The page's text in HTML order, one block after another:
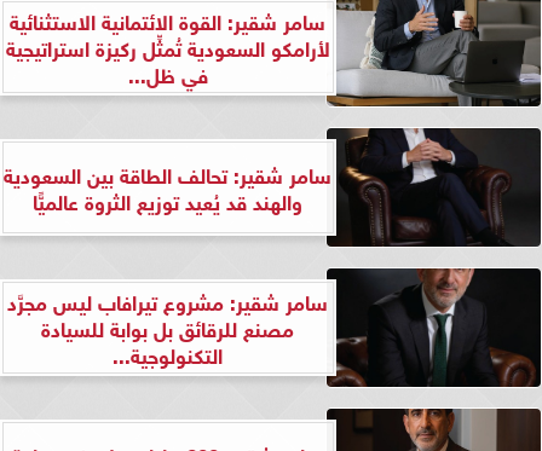
سامر شقير: القوة الائتمانية الاستثنائية
لأرامكو السعودية تُمثِّل ركيزة استراتيجية
في ظل...
سامر شقير: تحالف الطاقة بين السعودية
والهند قد يُعيد توزيع الثروة عالميًّا
سامر شقير: مشروع تيرافاب ليس مجرَّد
مصنع للرقائق بل بوابة للسيادة
التكنولوجية...